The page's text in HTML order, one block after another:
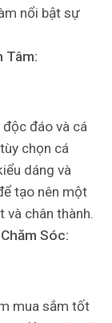
nổi bật sự
Tâm:
đáo và cá
chọn cá
dáng và
tạo nên một
và chân thành.
Sóc:
mua sắm tốt